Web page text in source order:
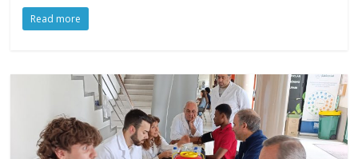
Read more